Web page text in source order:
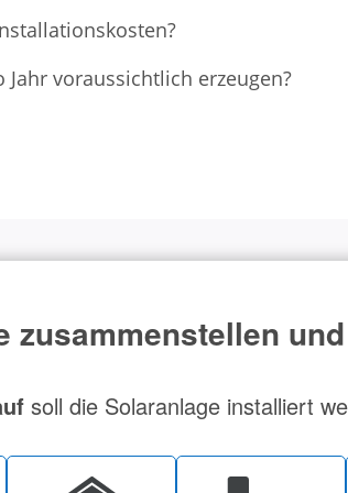
voraussichtlich erzeugen?
zusammenstellen
soll die Solaranlage installiert